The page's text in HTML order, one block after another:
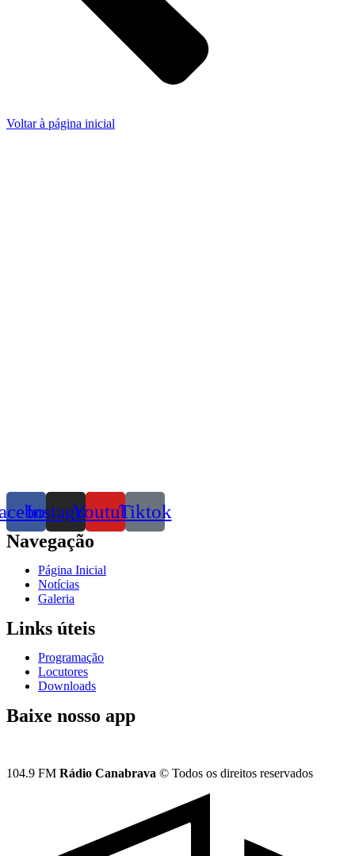
Voltar à página inicial
InstagramYoutubeTiktok
Navegação
Página Inicial
Notícias
Galeria
Links úteis
Programação
Locutores
Downloads
Baixe nosso app
104.9 FM Rádio Canabrava © Todos os direitos reservados